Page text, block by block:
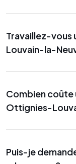
Travaillez-vous
Louvain-la-
Combien coûte
Ottignies-
Puis-je